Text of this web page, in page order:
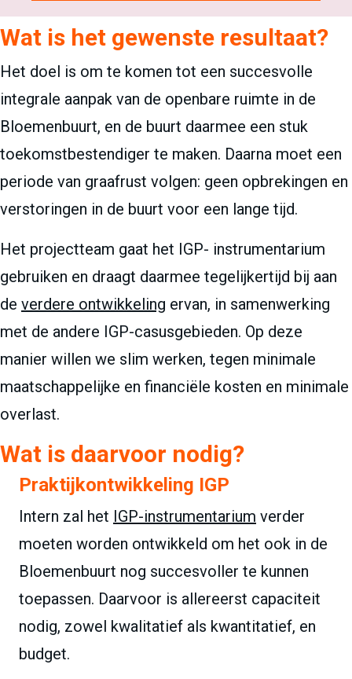
Wat is het gewenste resultaat?
Het doel is om te komen tot een succesvolle
integrale aanpak van de openbare ruimte in de
Bloemenbuurt, en de buurt daarmee een stuk
toekomstbestendiger te maken. Daarna moet een
periode van graafrust volgen: geen opbrekingen en
verstoringen in de buurt voor een lange tijd.
Het projectteam gaat het IGP- instrumentarium
gebruiken en draagt daarmee tegelijkertijd bij aan
de verdere ontwikkeling ervan, in samenwerking
met de andere IGP-casusgebieden. Op deze
manier willen we slim werken, tegen minimale
maatschappelijke en financiële kosten en minimale
overlast.
Wat is daarvoor nodig?
Praktijkontwikkeling IGP
Intern zal het IGP-instrumentarium verder
moeten worden ontwikkeld om het ook in de
Bloemenbuurt nog succesvoller te kunnen
toepassen. Daarvoor is allereerst capaciteit
nodig, zowel kwalitatief als kwantitatief, en
budget.